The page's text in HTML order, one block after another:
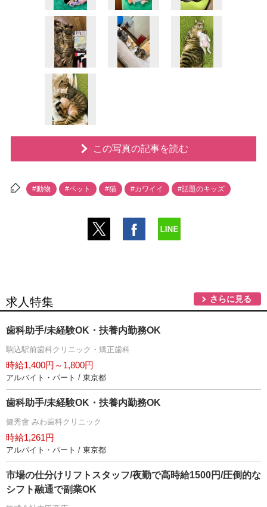
この写真の記事を読む
#動物 #ペット #猫 #カワイイ #話題のキッズ
求人特集 さらに見る
歯科助手/未経験OK・扶養内勤務OK
駒込駅前歯科クリニック・矯正歯科
時給1,400円～1,800円
アルバイト・パート / 東京都
歯科助手/未経験OK・扶養内勤務OK
健秀會 みわ歯科クリニック
時給1,261円
アルバイト・パート / 東京都
市場の仕分けリフトスタッフ/夜勤で高時給1500円/圧倒的な
シフト融通で副業OK